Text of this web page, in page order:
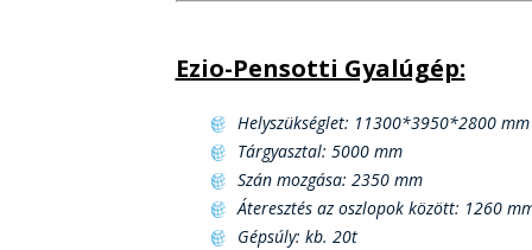
Ezio-Pensotti Gyalúgép:
Helyszükséglet: 11300*3950*2800 mm
Tárgyasztal: 5000 mm
Szán mozgása: 2350 mm
Áteresztés az oszlopok között: 1260
Gépsúly: kb. 20t